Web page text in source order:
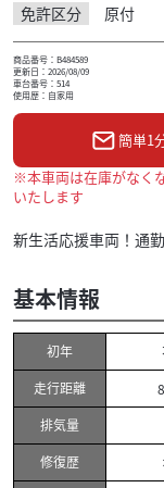
免許区分
原付
商品番号：B484589
更新日：2026/08/09
車台番号：514
使用歴：自家用
簡単1
※本車両は在庫がなく
いたします
新生活応援車両！通
基本情報
初年
走行距離
排気量
修復歴